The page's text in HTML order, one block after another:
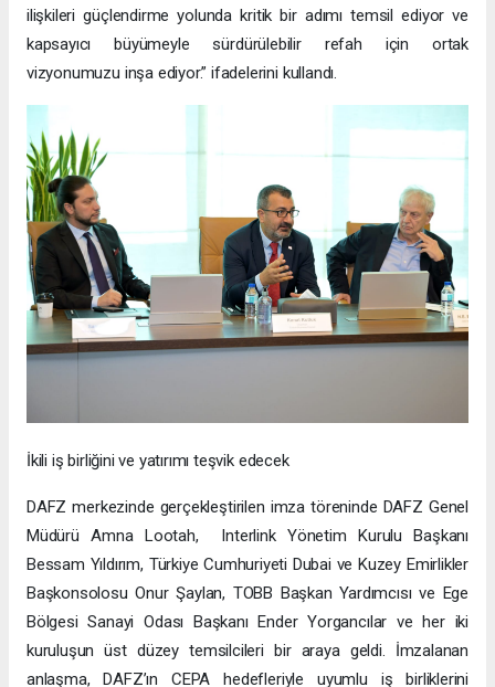
ilişkileri güçlendirme yolunda kritik bir adımı temsil ediyor ve
kapsayıcı büyümeyle sürdürülebilir refah için ortak
vizyonumuzu inşa ediyor.” ifadelerini kullandı.
İkili iş birliğini ve yatırımı teşvik edecek
DAFZ merkezinde gerçekleştirilen imza töreninde DAFZ Genel
Müdürü Amna Lootah, Interlink Yönetim Kurulu Başkanı
Bessam Yıldırım, Türkiye Cumhuriyeti Dubai ve Kuzey Emirlikler
Başkonsolosu Onur Şaylan, TOBB Başkan Yardımcısı ve Ege
Bölgesi Sanayi Odası Başkanı Ender Yorgancılar ve her iki
kuruluşun üst düzey temsilcileri bir araya geldi. İmzalanan
anlaşma, DAFZ’ın CEPA hedefleriyle uyumlu iş birliklerini